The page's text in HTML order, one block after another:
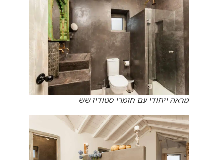
מראה ייחודי עם חומרי סטודיו שש